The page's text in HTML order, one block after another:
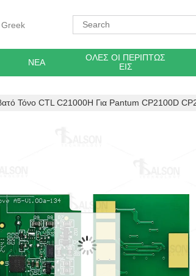
Greek
ΝΈΑ
ΌΛΕΣ ΟΙ ΠΕΡΙΠΤΏΣ
ΕΙΣ
Τόνο CTL C21000H Για Pantum CP2100D